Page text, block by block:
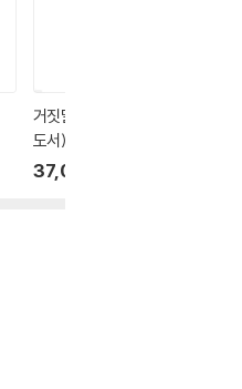
거짓말 구분법 (큰글자
도서)
37,000